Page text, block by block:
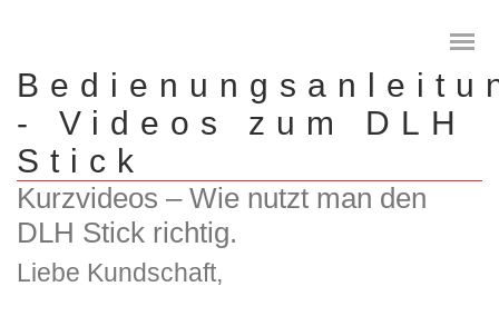
Das digitale Testament
- Videos zum DLH
Stick
Kurzvideos – Wie nutzt man den
DLH Stick richtig.
Liebe Kundschaft,